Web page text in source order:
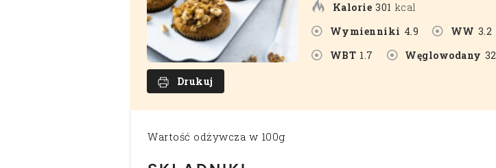
Drukuj
Kalorie 301 kcal
Wymienniki 4.9 WW 3.2
WBT 1.7 Węglowodany 32
Wartość odżywcza w 100g